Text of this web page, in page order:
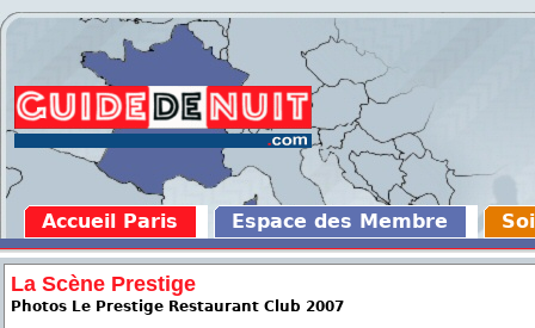
Accueil Paris Espace des Membre
La Scène Prestige
Photos Le Prestige Restaurant Club 2007